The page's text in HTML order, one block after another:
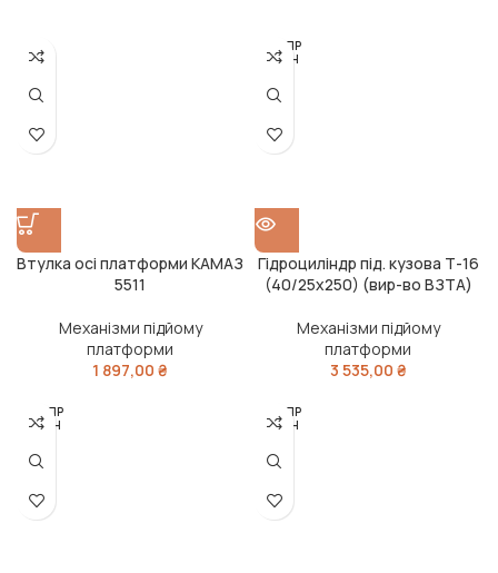
Втулка осі платформи КАМАЗ
5511
Механізми підйому
платформи
1 897,00 ₴
РОЗПР
ОДАН
Гідроциліндр під. кузова Т-16
(40/25х250) (вир-во ВЗТА)
Механізми підйому
платформи
3 535,00 ₴
РОЗПР
ОДАН
РОЗПР
ОДАН